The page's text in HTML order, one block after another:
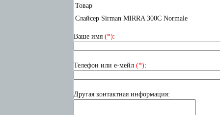
Товар
Слайсер Sirman MIRRA 300C Normale
Ваше имя (*):
Телефон или е-мейл (*):
Другая контактная информация: